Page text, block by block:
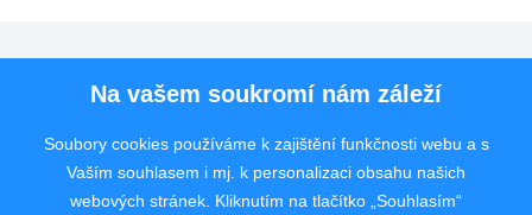
Pro uchazeče
Rychlý kontakt
Na vašem soukromí nám záleží
Soubory cookies používáme k zajištění funkčnosti webu a s
Vaším souhlasem i mj. k personalizaci obsahu našich
webových stránek. Kliknutím na tlačítko „Souhlasím“